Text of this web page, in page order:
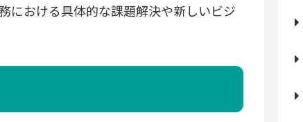
における具体的な課題解決や新しいビジ